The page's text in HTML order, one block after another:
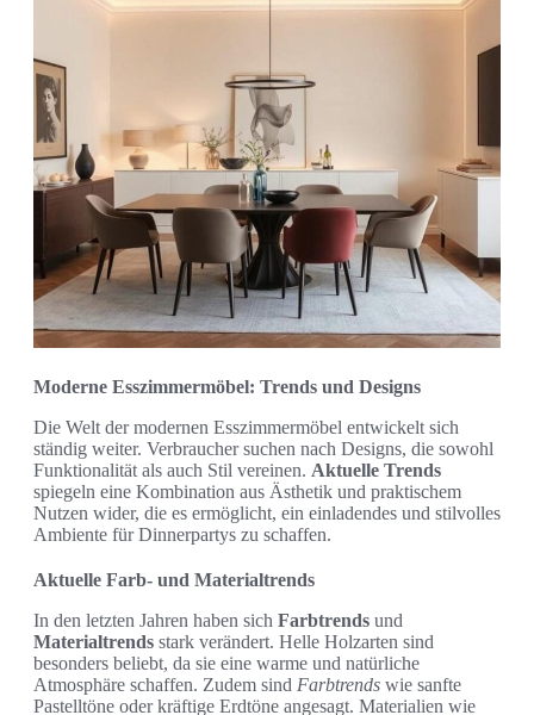
Moderne Esszimmermöbel: Trends und Designs
Die Welt der modernen Esszimmermöbel entwickelt sich
ständig weiter. Verbraucher suchen nach Designs, die sowohl
Funktionalität als auch Stil vereinen. Aktuelle Trends
spiegeln eine Kombination aus Ästhetik und praktischem
Nutzen wider, die es ermöglicht, ein einladendes und stilvolles
Ambiente für Dinnerpartys zu schaffen.
Aktuelle Farb- und Materialtrends
In den letzten Jahren haben sich Farbtrends und
Materialtrends stark verändert. Helle Holzarten sind
besonders beliebt, da sie eine warme und natürliche
Atmosphäre schaffen. Zudem sind Farbtrends wie sanfte
Pastelltöne oder kräftige Erdtöne angesagt. Materialien wie